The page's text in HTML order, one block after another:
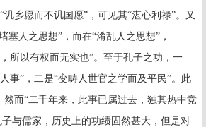
讥乡愿而不讥国愿”，可见其“湛心利禄”。又
塞人之思想”，而在“淆乱人之思想”，
所以有权而无实也”。至于孔子之功，一
事”，二是“变畴人世官之学而及平民”。此
然而“二千年来，此事已属过去，独其热中竞
与儒家，历史上的功绩固然甚大，但是对